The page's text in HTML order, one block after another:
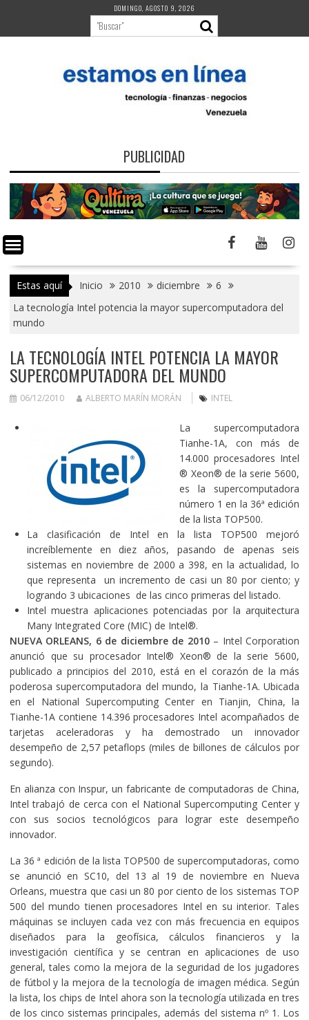
contenido
DOMINGO, AGOSTO 9, 2026
PUBLICIDAD
Estas aquí Inicio 2010 diciembre
6
La tecnología Intel potencia la mayor supercomputadora del
mundo
LA TECNOLOGÍA INTEL POTENCIA LA MAYOR
SUPERCOMPUTADORA DEL MUNDO
06/12/2010 ALBERTO MARÍN MORÁN INTEL
La supercomputadora
Tianhe-1A, con más de
14.000 procesadores Intel
® Xeon® de la serie 5600,
es la supercomputadora
número 1 en la 36ª edición
de la lista TOP500.
La clasificación de Intel en la lista TOP500 mejoró
increíblemente en diez años, pasando de apenas seis
sistemas en noviembre de 2000 a 398, en la actualidad, lo
que representa un incremento de casi un 80 por ciento; y
logrando 3 ubicaciones de las cinco primeras del listado.
Intel muestra aplicaciones potenciadas por la arquitectura
Many Integrated Core (MIC) de Intel®.
NUEVA ORLEANS, 6 de diciembre de 2010– Intel Corporation
anunció que su procesador Intel® Xeon® de la serie 5600,
publicado a principios del 2010, está en el corazón de la más
poderosa supercomputadora del mundo, la Tianhe-1A. Ubicada
en el National Supercomputing Center en Tianjin, China, la
Tianhe-1A contiene 14.396 procesadores Intel acompañados de
tarjetas aceleradoras y ha demostrado un innovador
desempeño de 2,57 petaflops (miles de billones de cálculos por
segundo).
En alianza con Inspur, un fabricante de computadoras de China,
Intel trabajó de cerca con el National Supercomputing Center y
con sus socios tecnológicos para lograr este desempeño
innovador.
La 36 ª edición de la lista TOP500 de supercomputadoras, como
se anunció en SC10, del 13 al 19 de noviembre en Nueva
Orleans, muestra que casi un 80 por ciento de los sistemas TOP
500 del mundo tienen procesadores Intel en su interior. Tales
máquinas se incluyen cada vez con más frecuencia en equipos
diseñados para la geofísica, cálculos financieros y la
investigación científica y se centran en aplicaciones de uso
general, tales como la mejora de la seguridad de los jugadores
de fútbol y la mejora de la tecnología de imagen médica. Según
la lista, los chips de Intel ahora son la tecnología utilizada en tres
de los cinco sistemas principales, además del sistema nº 1. Los